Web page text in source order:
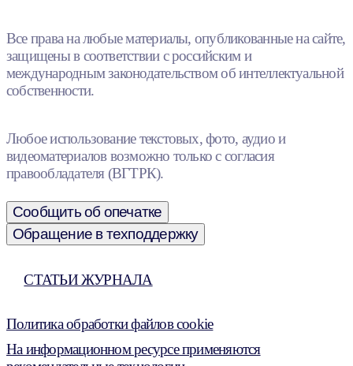
Все права на любые материалы, опубликованные на сайте,
защищены в соответствии с российским и
международным законодательством об интеллектуальной
собственности.
Любое использование текстовых, фото, аудио и
видеоматериалов возможно только с согласия
правообладателя (ВГТРК).
Сообщить об опечатке
Обращение в техподдержку
СТАТЬИ ЖУРНАЛА
Политика обработки файлов cookie
На информационном ресурсе применяются